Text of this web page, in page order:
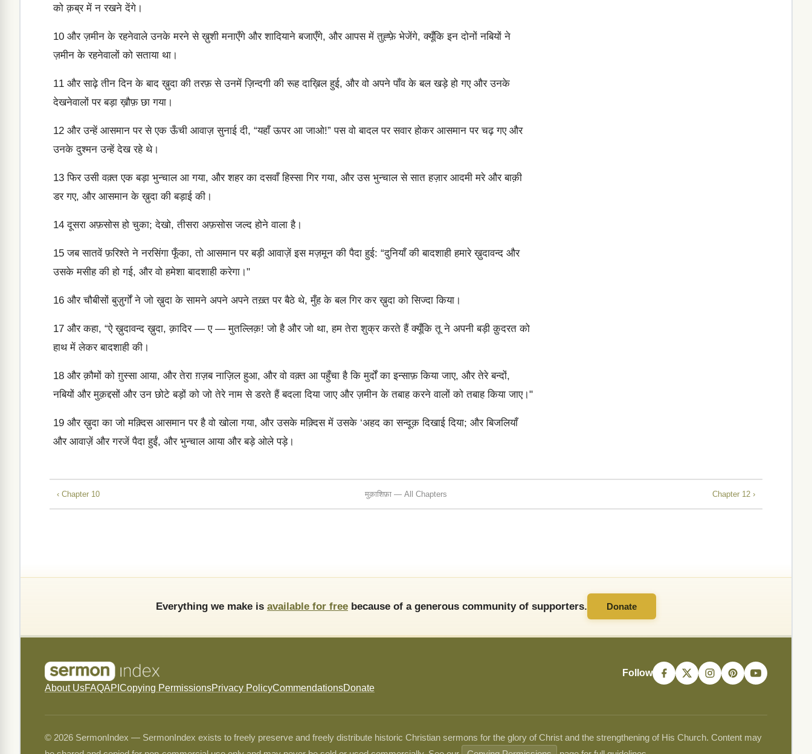
को क़ब्र में न रखने देंगे।
10 और ज़मीन के रहनेवाले उनके मरने से ख़ुशी मनाएँगे और शादियाने बजाएँगे, और आपस में तुह्फ़े भेजेंगे, क्यूँकि इन दोनों नबियों ने
ज़मीन के रहनेवालों को सताया था।
11 और साढ़े तीन दिन के बाद ख़ुदा की तरफ़ से उनमें ज़िन्दगी की रूह दाख़िल हुई, और वो अपने पाँव के बल खड़े हो गए और उनके
देखनेवालों पर बड़ा ख़ौफ़ छा गया।
12 और उन्हें आसमान पर से एक ऊँची आवाज़ सुनाई दी, “यहाँ ऊपर आ जाओ!” पस वो बादल पर सवार होकर आसमान पर चढ़ गए और
उनके दुश्मन उन्हें देख रहे थे।
13 फिर उसी वक़्त एक बड़ा भुन्चाल आ गया, और शहर का दसवाँ हिस्सा गिर गया, और उस भुन्चाल से सात हज़ार आदमी मरे और बाक़ी
डर गए, और आसमान के ख़ुदा की बड़ाई की।
14 दूसरा अफ़सोस हो चुका; देखो, तीसरा अफ़सोस जल्द होने वाला है।
15 जब सातवें फ़रिश्ते ने नरसिंगा फूँका, तो आसमान पर बड़ी आवाज़ें इस मज़मून की पैदा हुई: “दुनियाँ की बादशाही हमारे ख़ुदावन्द और
उसके मसीह की हो गई, और वो हमेशा बादशाही करेगा।"
16 और चौबीसों बुज़ुर्गों ने जो ख़ुदा के सामने अपने अपने तख़्त पर बैठे थे, मुँह के बल गिर कर ख़ुदा को सिज्दा किया।
17 और कहा, “ऐ ख़ुदावन्द ख़ुदा, क़ादिर — ए — मुतल्लिक़! जो है और जो था, हम तेरा शुक्र करते हैं क्यूँकि तू ने अपनी बड़ी क़ुदरत को
हाथ में लेकर बादशाही की।
18 और क़ौमों को ग़ुस्सा आया, और तेरा ग़ज़ब नाज़िल हुआ, और वो वक़्त आ पहुँचा है कि मुर्दों का इन्साफ़ किया जाए, और तेरे बन्दों,
नबियों और मुक़द्दसों और उन छोटे बड़ों को जो तेरे नाम से डरते हैं बदला दिया जाए और ज़मीन के तबाह करने वालों को तबाह किया जाए।"
19 और ख़ुदा का जो मक़्दिस आसमान पर है वो खोला गया, और उसके मक़्दिस में उसके ‘अहद का सन्दूक़ दिखाई दिया; और बिजलियाँ
और आवाज़ें और गरजें पैदा हुईं, और भुन्चाल आया और बड़े ओले पड़े।
‹ Chapter 10 मुक़ाशिफ़ा — All Chapters Chapter 12 ›
Everything we make is available for free because of a generous community of supporters. Donate
About UsFAQAPI Copying PermissionsPrivacy PolicyCommendationsDonate
Follow
© 2026 SermonIndex — SermonIndex exists to freely preserve and freely distribute historic Christian sermons for the glory of Christ and the strengthening of His Church. Content may